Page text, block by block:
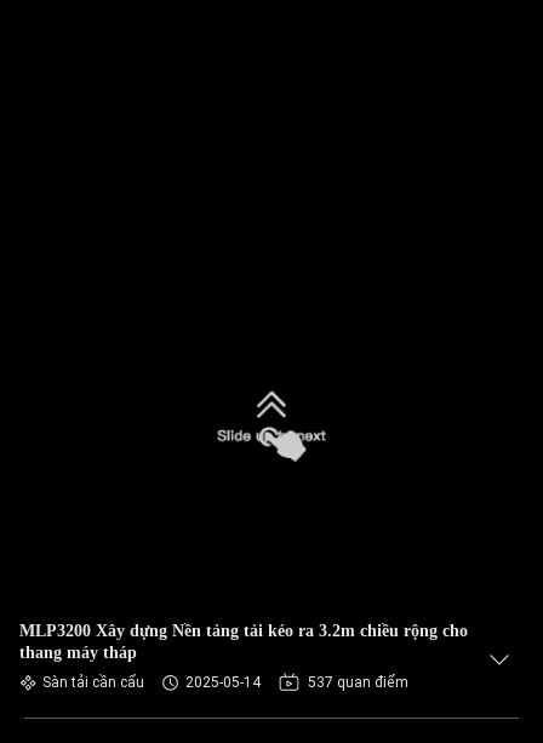
MLP3200 Xây dựng Nền tảng tải kéo ra 3.2m chiều rộng cho
thang máy tháp
Sàn tải cần cẩu 2025-05-14 537 quan điểm